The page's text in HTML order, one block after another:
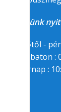
Üzletünk
Hétfőtől -
Szombaton :
Vasárnap :